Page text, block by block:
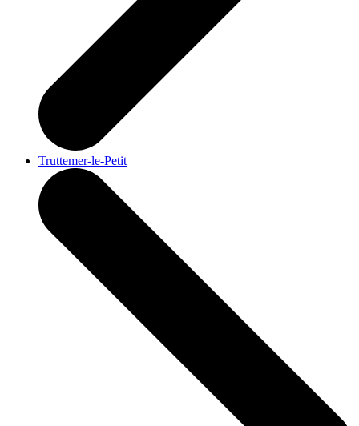
Truttemer-le-Petit